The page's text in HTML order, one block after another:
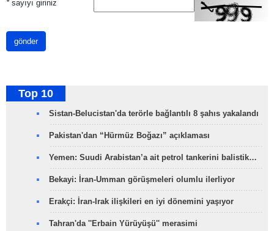
*sayıyı giriniz
gönder
Top 10
Sistan-Belucistan'da terörle bağlantılı 8 şahıs yakalandı
Pakistan'dan “Hürmüz Boğazı” açıklaması
Yemen: Suudi Arabistan’a ait petrol tankerini balistik…
Bekayi: İran-Umman görüşmeleri olumlu ilerliyor
Erakçi: İran-Irak ilişkileri en iyi dönemini yaşıyor
Tahran'da ''Erbain Yürüyüşü'' merasimi